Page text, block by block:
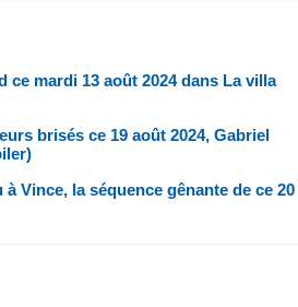
mardi 13 août 2024 dans La villa
brisés ce 19 août 2024, Gabriel
Vince, la séquence gênante de ce 20